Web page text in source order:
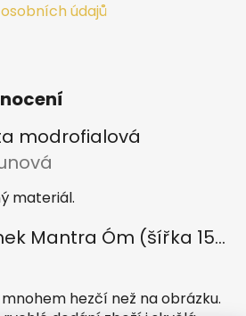
údajů
modrofialová
je 5 z 5 hvězdiček.
materiál.
Měděný náramek Mantra Óm (šířka 15 mm)
je 5 z 5 hvězdiček.
hezčí než na obrázku.